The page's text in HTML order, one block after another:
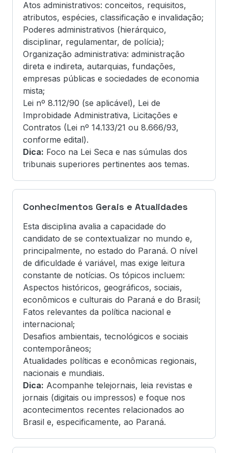
Atos administrativos: conceitos, requisitos,
atributos, espécies, classificação e invalidação;
Poderes administrativos (hierárquico,
disciplinar, regulamentar, de polícia);
Organização administrativa: administração
direta e indireta, autarquias, fundações,
empresas públicas e sociedades de economia
mista;
Lei nº 8.112/90 (se aplicável), Lei de
Improbidade Administrativa, Licitações e
Contratos (Lei nº 14.133/21 ou 8.666/93,
conforme edital).
Dica: Foco na Lei Seca e nas súmulas dos
tribunais superiores pertinentes aos temas.
Conhecimentos Gerais e Atualidades
Esta disciplina avalia a capacidade do
candidato de se contextualizar no mundo e,
principalmente, no estado do Paraná. O nível
de dificuldade é variável, mas exige leitura
constante de notícias. Os tópicos incluem:
Aspectos históricos, geográficos, sociais,
econômicos e culturais do Paraná e do Brasil;
Fatos relevantes da política nacional e
internacional;
Desafios ambientais, tecnológicos e sociais
contemporâneos;
Atualidades políticas e econômicas regionais,
nacionais e mundiais.
Dica: Acompanhe telejornais, leia revistas e
jornais (digitais ou impressos) e foque nos
acontecimentos recentes relacionados ao
Brasil e, especificamente, ao Paraná.